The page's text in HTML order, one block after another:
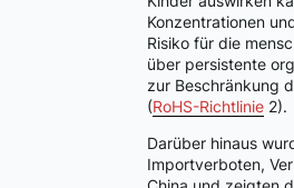
Konzentrationen
Risiko für die
über persistente
zur Beschränkung
(RoHS-Richtlinie 2).
Darüber hinaus
Importverboten,